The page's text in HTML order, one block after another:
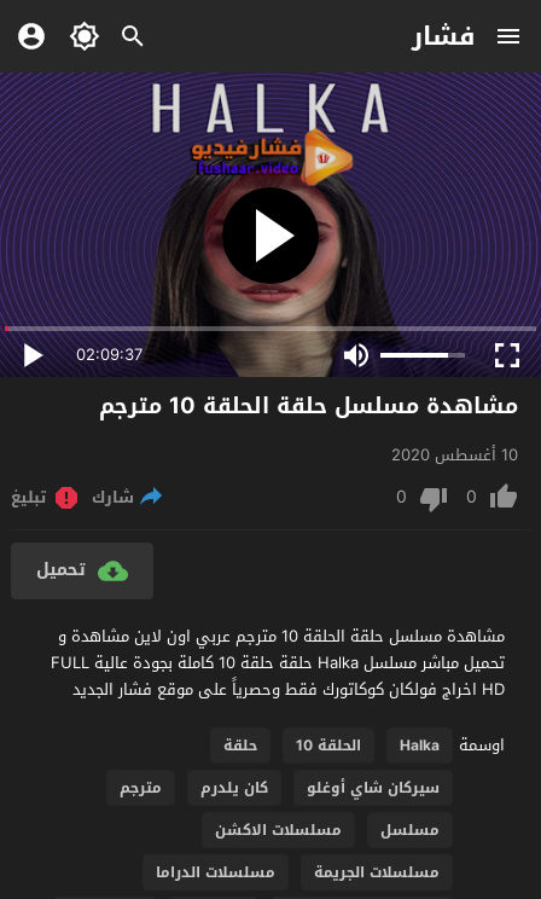
فشار
02:09:37
مشاهدة مسلسل حلقة الحلقة 10 مترجم
10 أغسطس 2020
0
0 شارك تبليغ
تحميل
مشاهدة مسلسل حلقة الحلقة 10 مترجم عربي اون لاين مشاهدة و
تحميل مباشر مسلسل Halka حلقة حلقة 10 كاملة بجودة عالية FULL
HD اخراج فولكان كوكاتورك فقط وحصرياً على موقع فشار الجديد
اوسمة
Halka الحلقة 10
حلقة
سيركان شاي أوغلو
كان يلدرم
مترجم
مسلسل
مسلسلات الاكشن
مسلسلات الجريمة
مسلسلات الدراما